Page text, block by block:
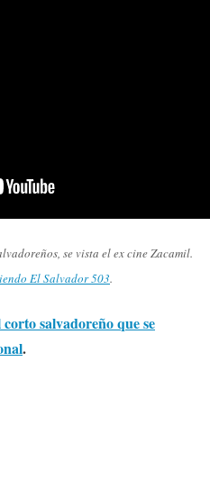
se vista el ex cine Zacamil.
El Salvador 503.
corto salvadoreño que se
.